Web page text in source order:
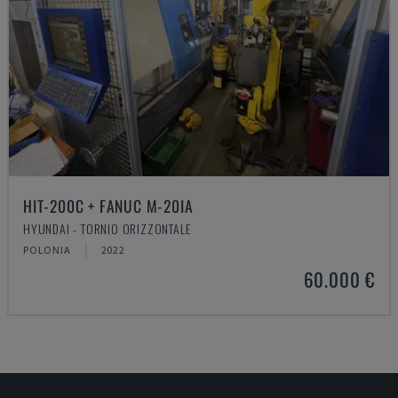
HIT-200C + FANUC M-20IA
HYUNDAI - TORNIO ORIZZONTALE
POLONIA 2022
60.000 €